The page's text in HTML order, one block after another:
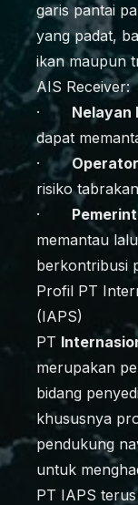
garis pantai
yang padat,
ikan maupun
AIS Receiver:
· Nelayan
dapat
·
risiko
·
memantau
berkontribusi
Profil PT
(IAPS)
PT
merupakan
bidang
khususnya
pendukung
untuk
PT IAPS